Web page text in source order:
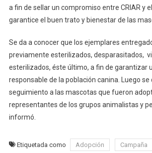
a fin de sellar un compromiso entre CRIAR y
garantice el buen trato y bienestar de las
Se da a conocer que los ejemplares
previamente esterilizados, desparasitados,
esterilizados, éste último, a fin de garantizar
responsable de la población canina. Luego se
seguimiento a las mascotas que fueron
representantes de los grupos animalistas y
informó.
Etiquetada como Adopción Campaña